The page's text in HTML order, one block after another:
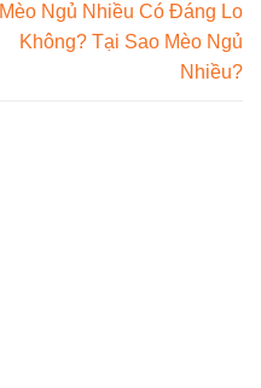
Mèo Ngủ Nhiều Có Đáng Lo
Không? Tại Sao Mèo Ngủ
Nhiều?